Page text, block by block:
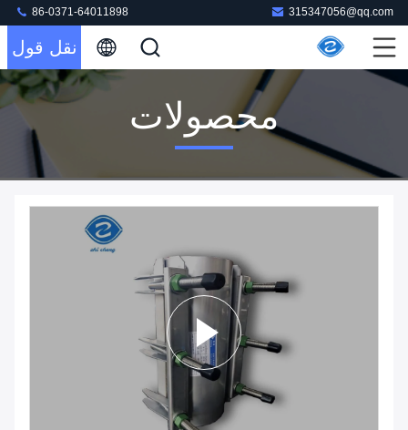
315347056@qq.com
86-0371-64011898
نقل قول
محصولات